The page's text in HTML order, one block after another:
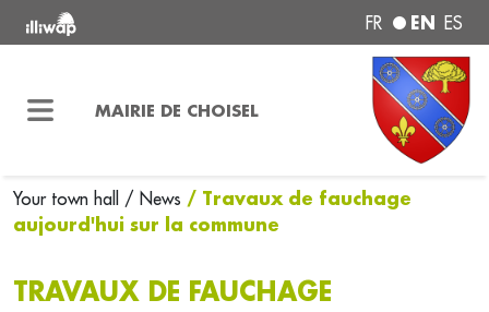
FR EN ES
MAIRIE DE CHOISEL
Your town hall / News / Travaux de fauchage
aujourd'hui sur la commune
TRAVAUX DE FAUCHAGE